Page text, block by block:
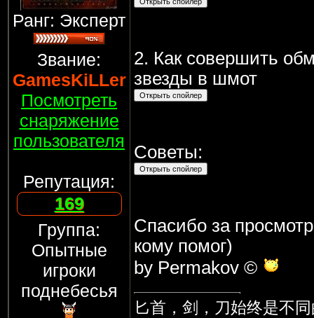
Ранг: Эксперт
Звание:
GamesKiLLer
Посмотреть
снаряжение
пользователя
Репутация:
169
Группа:
Опытные
игроки
поднебесья
2. Как совершить
звезды в шмот
Советы:
Спасибо за
кому помог)
by Permakov ©
匕首，剑，刀始终是不